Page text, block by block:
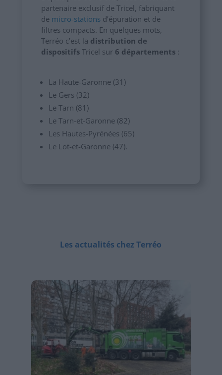
partenaire exclusif de Tricel, fabriquant
de micro-stations d’épuration et de
filtres compacts. En quelques mots,
Terréo c’est la distribution de
dispositifsTricel sur 6 départements:
La Haute-Garonne (31)
Le Gers (32)
Le Tarn (81)
Le Tarn-et-Garonne (82)
Les Hautes-Pyrénées (65)
Le Lot-et-Garonne (47).
Les actualités chez Terréo